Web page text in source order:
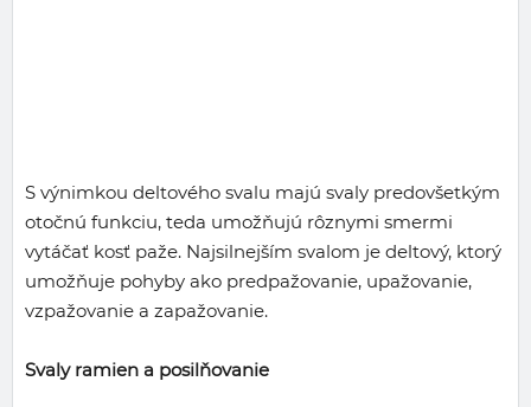
S výnimkou deltového svalu majú svaly predovšetkým
otočnú funkciu, teda umožňujú rôznymi smermi
vytáčať kosť paže. Najsilnejším svalom je deltový, ktorý
umožňuje pohyby ako predpažovanie, upažovanie,
vzpažovanie a zapažovanie.
Svaly ramien a posilňovanie